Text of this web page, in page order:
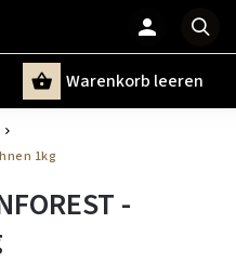
Warenkorb leeren
/
1kg
-